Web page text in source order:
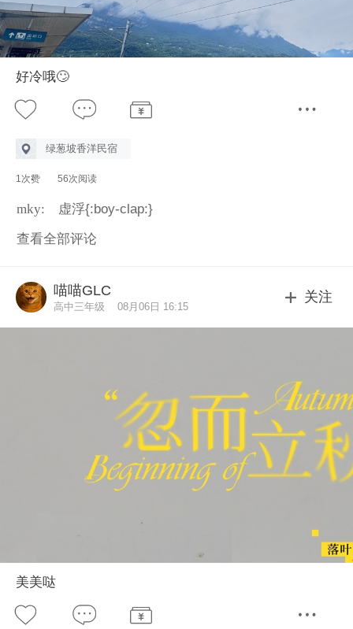
好冷哦🙄
绿葱坡香洋民宿
1次赞 56次阅读
mky:
虚浮{:boy-clap:}
查看全部评论
喵喵GLC
高中三年级 08月06日 16:15
关注
美美哒